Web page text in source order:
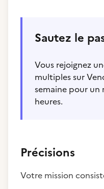
Sautez le
Vous rejoignez
multiples sur
semaine pour
heures.
Précisions
Votre mission